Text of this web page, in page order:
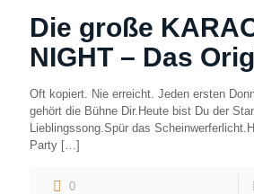
Die große
NIGHT – Das
Oft kopiert. Nie erreicht. Jeden ersten
gehört die Bühne Dir.Heute bist Du der
Lieblingssong.Spür das
Party […]
0